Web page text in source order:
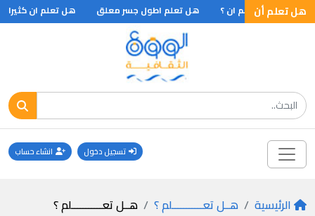
هل تعلم أن
؟ هل تعلم ان ؟ هل تعلم اطول جسر معلق هل تعلم ان كثيرا
تسجيل دخول انشاء حساب
الرئيسية هــل تعـــــــــــلم ؟ هــل تعـــــــــــلم ؟